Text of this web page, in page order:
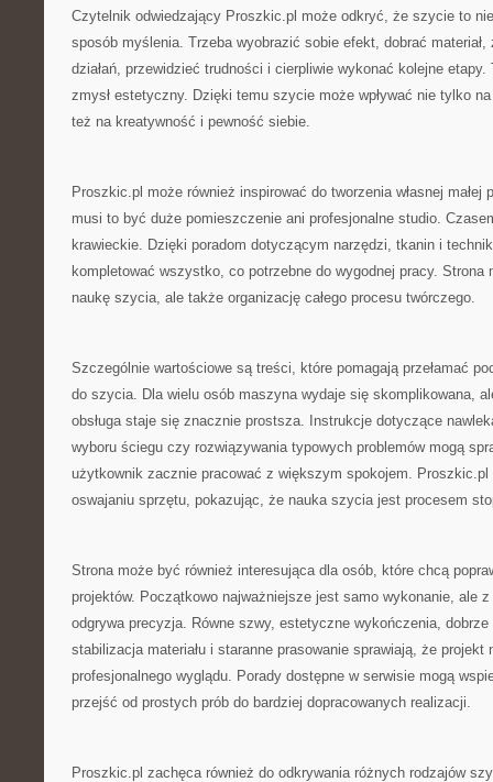
Czytelnik odwiedzający Proszkic.pl może odkryć, że szycie to
sposób myślenia. Trzeba wyobrazić sobie efekt, dobrać materiał,
działań, przewidzieć trudności i cierpliwie wykonać kolejne
zmysł estetyczny. Dzięki temu szycie może wpływać nie tylko
też na kreatywność i pewność siebie.
Proszkic.pl może również inspirować do tworzenia własnej małej
musi to być duże pomieszczenie ani profesjonalne studio.
krawieckie. Dzięki poradom dotyczącym narzędzi, tkanin i
kompletować wszystko, co potrzebne do wygodnej pracy. Strona
naukę szycia, ale także organizację całego procesu twórczego.
Szczególnie wartościowe są treści, które pomagają przełamać
do szycia. Dla wielu osób maszyna wydaje się skomplikowana,
obsługa staje się znacznie prostsza. Instrukcje dotyczące
wyboru ściegu czy rozwiązywania typowych problemów mogą
użytkownik zacznie pracować z większym spokojem.
oswajaniu sprzętu, pokazując, że nauka szycia jest procesem
Strona może być również interesująca dla osób, które chcą
projektów. Początkowo najważniejsze jest samo wykonanie, ale
odgrywa precyzja. Równe szwy, estetyczne wykończenia, dobrze
stabilizacja materiału i staranne prasowanie sprawiają, że projekt
profesjonalnego wyglądu. Porady dostępne w serwisie mogą
przejść od prostych prób do bardziej dopracowanych realizacji.
Proszkic.pl zachęca również do odkrywania różnych rodzajów